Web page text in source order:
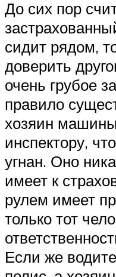
До сих пор
сидит рядом,
доверить
очень грубое
правило
хозяин
инспектору,
угнан. Оно
имеет к
рулем имеет
только тот
Если же